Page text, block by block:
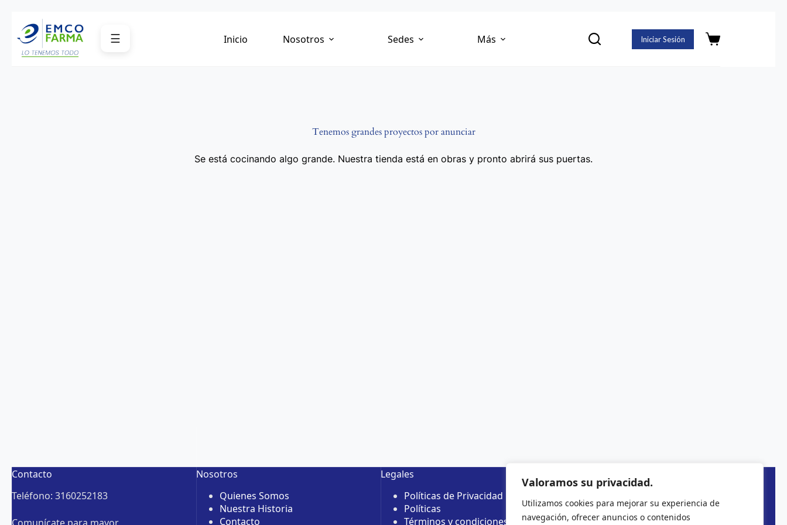
Valoramos su privacidad.
Utilizamos cookies para mejorar su experiencia de
navegación, ofrecer anuncios o contenidos
contenido
☰ Inicio Nosotros Sedes Más Iniciar Sesión
Carro
Tenemos grandes proyectos por anunciar
Se está cocinando algo grande. Nuestra tienda está en obras y pronto abrirá sus puertas.
Contacto
Teléfono: 3160252183
Nosotros
Quienes Somos
Nuestra Historia
Contacto
Legales
Políticas de Privacidad
Políticas
Términos y condiciones